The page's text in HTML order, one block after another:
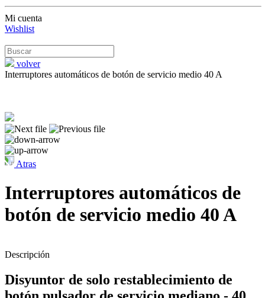
Mi cuenta
Wishlist
volver
Interruptores automáticos de botón de servicio medio 40 A
Atras
Interruptores automáticos de
botón de servicio medio 40 A
Descripción
Disyuntor de solo restablecimiento de